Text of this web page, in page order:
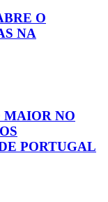
O
NA
MAIOR NO
PORTUGAL